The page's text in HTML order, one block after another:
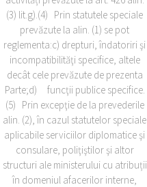
(3) lit.g).(4) Prin statutele speciale
prevăzute la alin. (1) se pot
reglementa:c) drepturi, îndatoriri şi
incompatibilităţi specifice, altele
decât cele prevăzute de prezenta
Parte;d) funcţii publice specifice.
(5) Prin excepţie de la prevederile
alin. (2), în cazul statutelor speciale
aplicabile serviciilor diplomatice şi
consulare, poliţiştilor şi altor
structuri ale ministerului cu atribuții
în domeniul afacerilor interne,